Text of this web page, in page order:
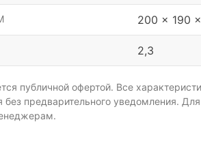
200 x 190
2,3
публичной офертой. Все
предварительного уведомления.